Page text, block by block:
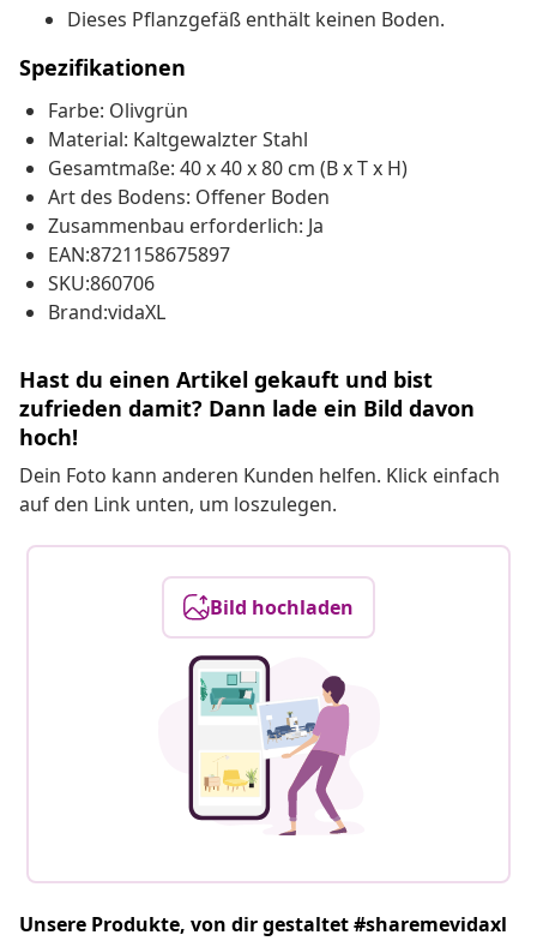
Dieses Pflanzgefäß enthält keinen Boden.
Spezifikationen
Farbe: Olivgrün
Material: Kaltgewalzter Stahl
Gesamtmaße: 40 x 40 x 80 cm (B x T x H)
Art des Bodens: Offener Boden
Zusammenbau erforderlich: Ja
EAN:8721158675897
SKU:860706
Brand:vidaXL
Hast du einen Artikel gekauft und bist
zufrieden damit? Dann lade ein Bild davon
hoch!
Dein Foto kann anderen Kunden helfen. Klick einfach
auf den Link unten, um loszulegen.
Bild hochladen
Unsere Produkte, von dir gestaltet #sharemevidaxl